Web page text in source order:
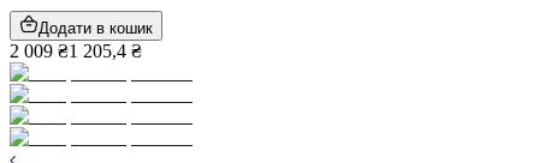
Додати в кошик
2 009 ₴1 205,4 ₴